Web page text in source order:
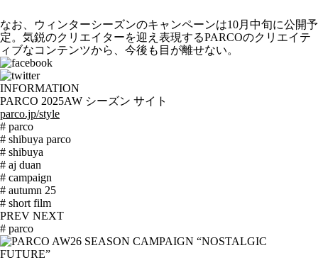
なお、ウィンターシーズンのキャンペーンは10月中旬に公開予
定。気鋭のクリエイターを迎え表現するPARCOのクリエイテ
ィブなコンテンツから、今後も目が離せない。
INFORMATION
PARCO 2025AW シーズン サイト
parco.jp/style
# parco
# shibuya parco
# shibuya
# aj duan
# campaign
# autumn 25
# short film
PREV NEXT
# parco